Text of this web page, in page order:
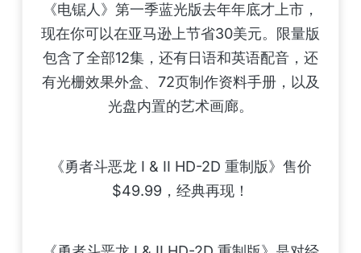
《电锯人》第一季蓝光版去年年底才上市，
现在你可以在亚马逊上节省30美元。限量版
包含了全部12集，还有日语和英语配音，还
有光栅效果外盒、72页制作资料手册，以及
光盘内置的艺术画廊。
《勇者斗恶龙 I & II HD-2D 重制版》售价
$49.99，经典再现！